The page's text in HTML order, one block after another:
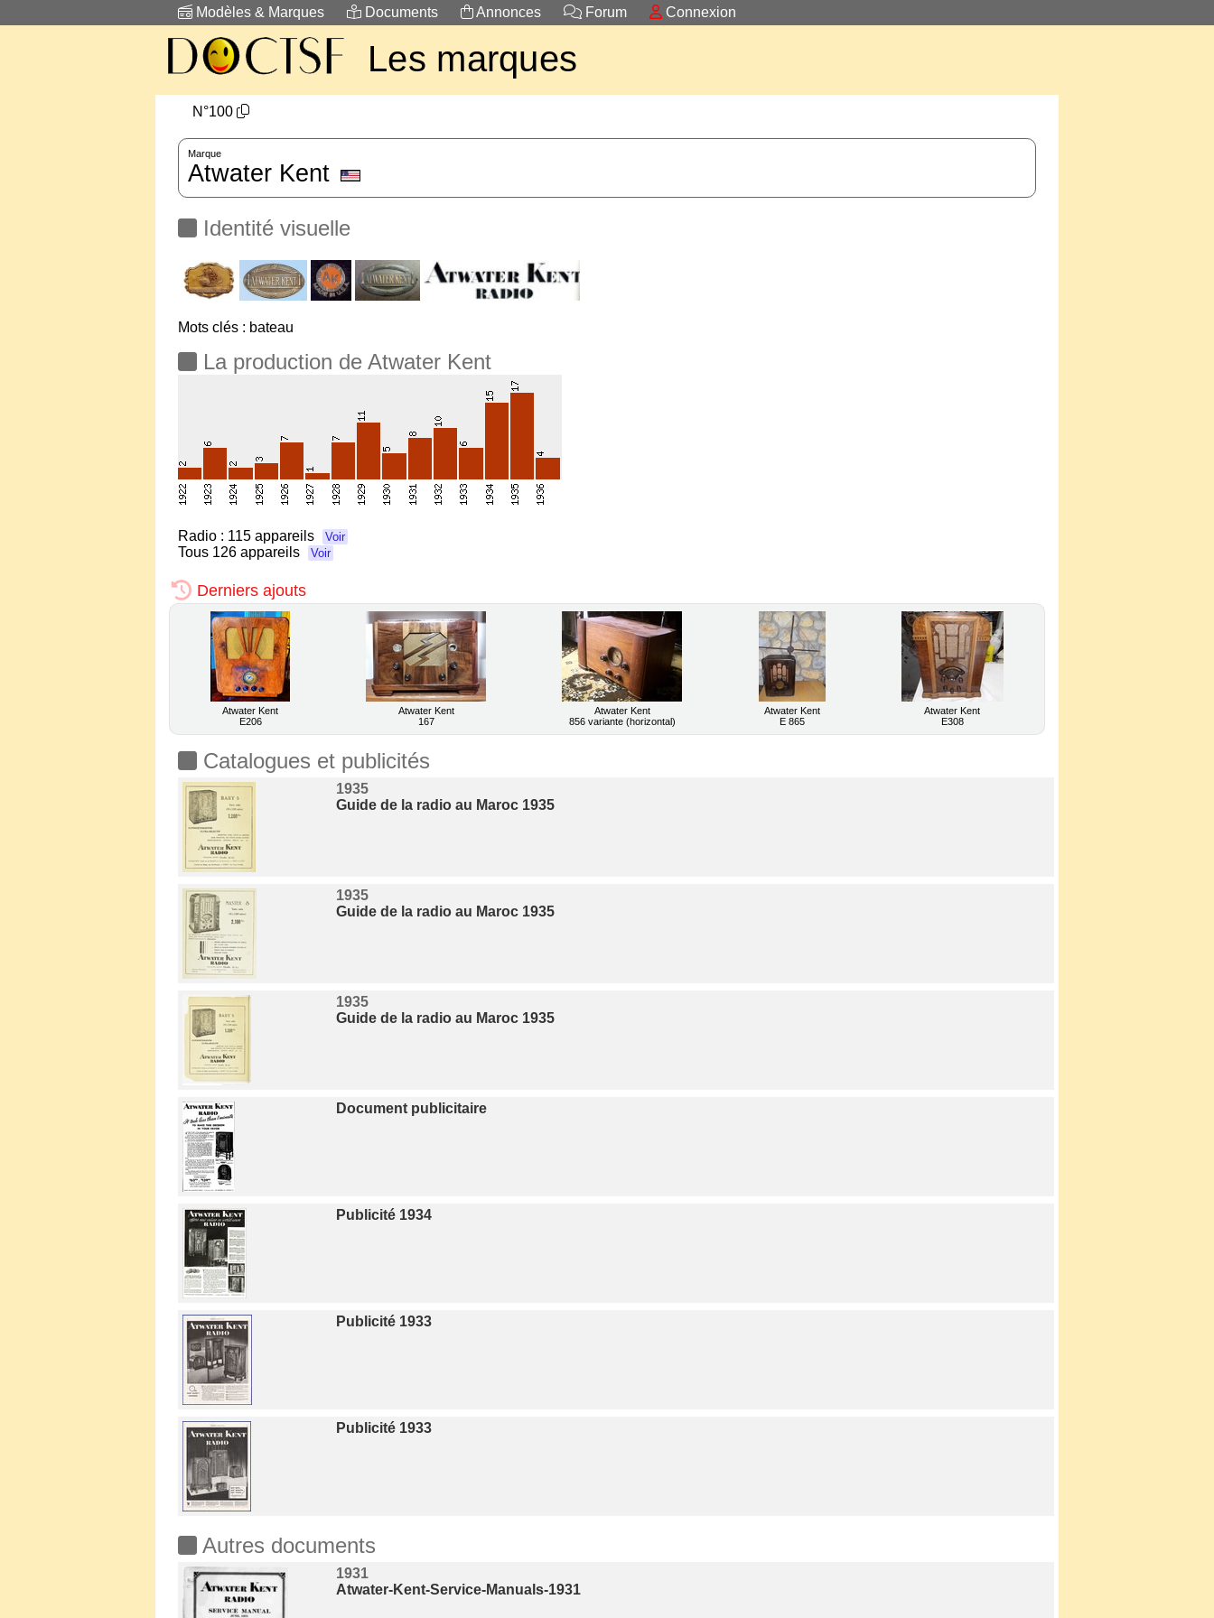
Modèles & Marques Documents Annonces Forum Connexion
Les marques
N°100
Marque
Atwater Kent
Identité visuelle
Mots clés : bateau
La production de Atwater Kent
Radio : 115 appareils Voir
Tous 126 appareils Voir
Derniers ajouts
Atwater Kent
E206
Atwater Kent
167
Atwater Kent
856 variante (horizontal)
Atwater Kent
E 865
Atwater Kent
E308
Catalogues et publicités
1935
Guide de la radio au Maroc 1935
1935
Guide de la radio au Maroc 1935
1935
Guide de la radio au Maroc 1935
Document publicitaire
Publicité 1934
Publicité 1933
Publicité 1933
Autres documents
1931
Atwater-Kent-Service-Manuals-1931